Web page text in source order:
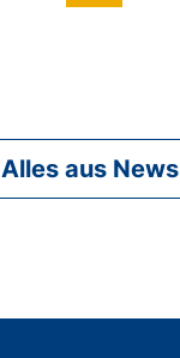
Alles aus News